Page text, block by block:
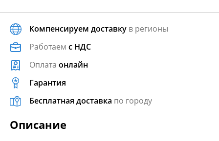
Компенсируем доставку в регионы
Работаем с НДС
Оплата онлайн
Гарантия
Бесплатная доставка по городу
Описание